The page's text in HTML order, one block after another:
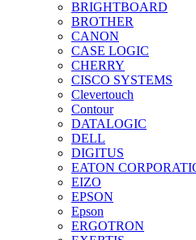
BRIGHTBOARD
BROTHER
CANON
CASE LOGIC
CHERRY
CISCO SYSTEMS
Clevertouch
Contour
DATALOGIC
DELL
DIGITUS
EATON
EIZO
EPSON
Epson
ERGOTRON